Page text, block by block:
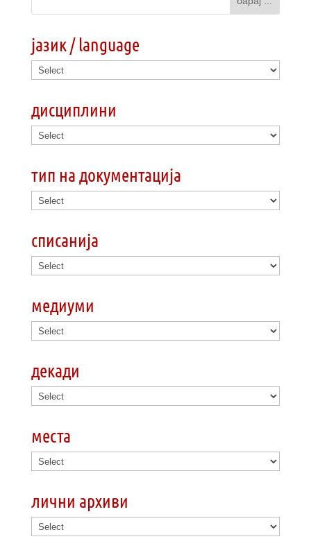
јазик / language
дисциплини
тип на документација
списанија
медиуми
декади
места
лични архиви